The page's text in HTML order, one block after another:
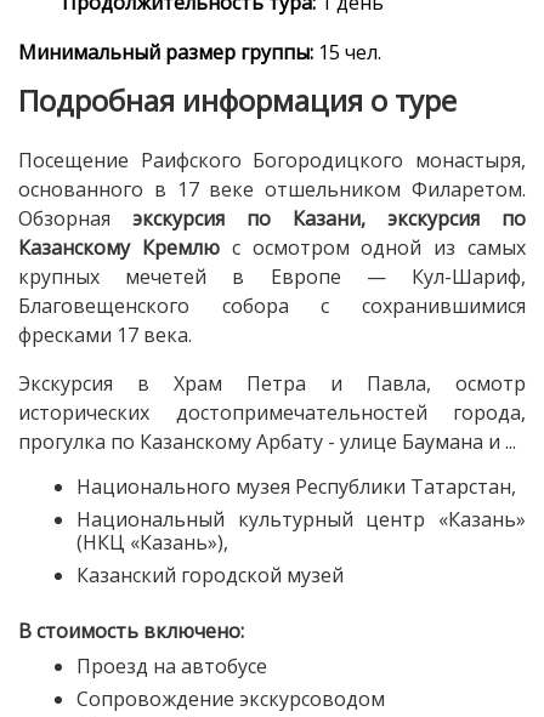
Минимальный размер группы: 15 чел.
Подробная информация о туре
Посещение Раифского Богородицкого монастыря,
основанного в 17 веке отшельником Филаретом.
Обзорная экскурсия по Казани, экскурсия по
Казанскому Кремлюс осмотром одной из самых
крупных мечетей в Европе — Кул-Шариф,
Благовещенского собора с сохранившимися
фресками 17 века.
Экскурсия в Храм Петра и Павла, осмотр
исторических достопримечательностей города,
прогулка по Казанскому Арбату - улице Баумана и ...
Национального музея Республики Татарстан,
Национальный культурный центр «Казань»
(НКЦ «Казань»),
Казанский городской музей
В стоимость включено:
Проезд на автобусе
Сопровождение экскурсоводом